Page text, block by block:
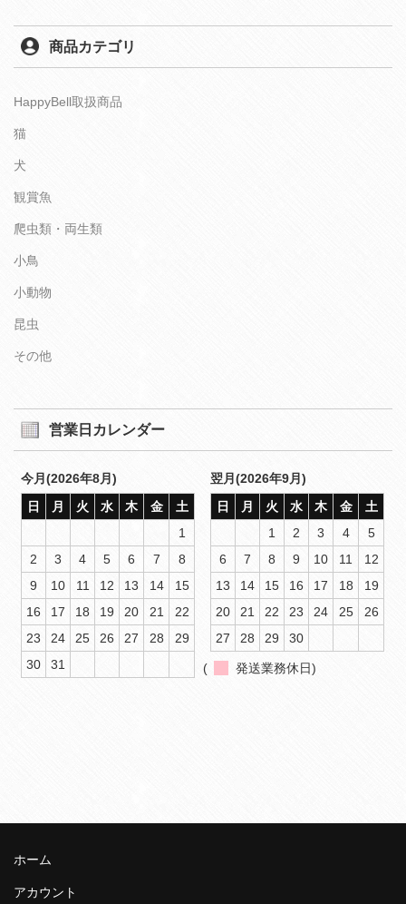
商品カテゴリ
HappyBell取扱商品
猫
犬
観賞魚
爬虫類・両生類
小鳥
小動物
昆虫
その他
営業日カレンダー
今月(2026年8月)
日
月 火 水 木 金
土
1
2
3 4 5 6 7
8
9
10 11 12 13 14
15
16
17 18 19 20 21
22
23
24 25 26 27 28
29
30
31
翌月(2026年9月)
日
月 火 水 木 金
土
1
2 3 4
5
6
7 8 9 10 11
12
13
14 15 16 17 18
19
20
21 22 23 24 25
26
27
28 29 30
( 発送業務休日)
ホーム
アカウント